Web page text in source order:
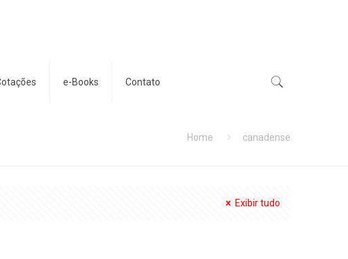
e-Books Contato
Home canadense
Exibir tudo